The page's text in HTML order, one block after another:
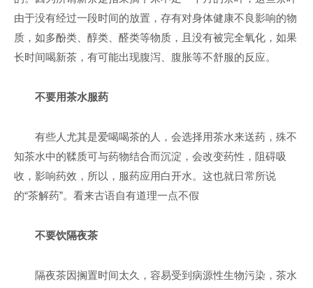
由于没有经过一段时间的放置，存有对身体健康不良影响的物
质，如多酚类、醇类、醛类等物质，且没有被完全氧化，如果
长时间喝新茶，有可能出现腹泻、腹胀等不舒服的反应。
不要用茶水服药
有些人尤其是爱喝喝茶的人，会选择用茶水来送药，殊不
知茶水中的鞣质可与药物结合而沉淀，会改变药性，阻碍吸
收，影响药效，所以，服药应用白开水。这也就日常所说
的“茶解药”。看来古语自有道理一点不假
不要饮隔夜茶
隔夜茶因搁置时间太久，容易受到病源性生物污染，茶水